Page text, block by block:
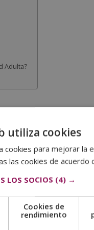
Adulta?
de vida. Esta relación
través del apego, los/
as en su entorno.
Apego en
uno con características
utiliza cookies
cookies para mejorar la
las cookies de acuerdo
LOS SOCIOS (4) →
Cookies de
rendimiento